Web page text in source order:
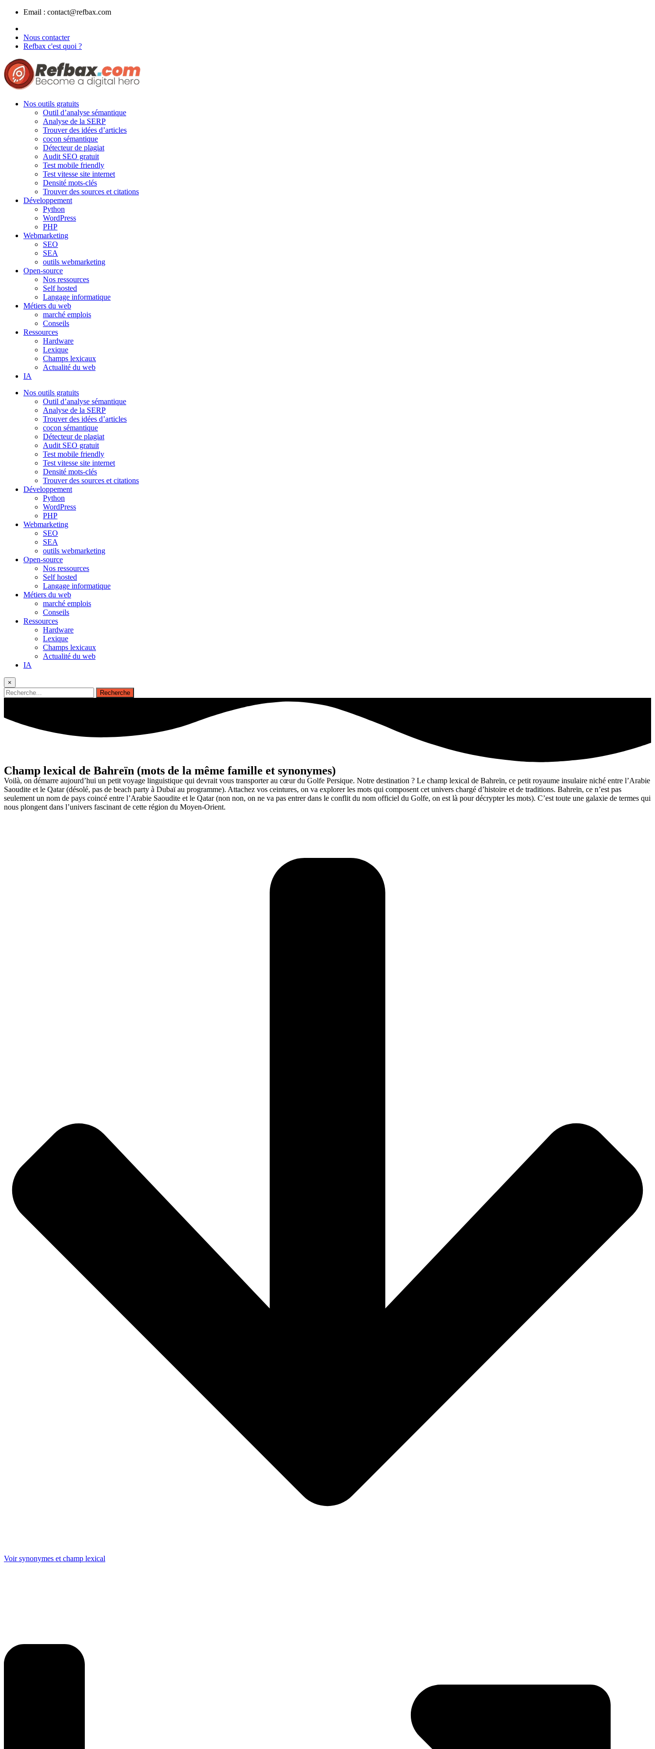
Email : contact@refbax.com
Nous contacter
Refbax c'est quoi ?
Nos outils gratuits
Outil d’analyse sémantique
Analyse de la SERP
Trouver des idées d’articles
cocon sémantique
Détecteur de plagiat
Audit SEO gratuit
Test mobile friendly
Test vitesse site internet
Densité mots-clés
Trouver des sources et citations
Développement
Python
WordPress
PHP
Webmarketing
SEO
SEA
outils webmarketing
Open-source
Nos ressources
Self hosted
Langage informatique
Métiers du web
marché emplois
Conseils
Ressources
Hardware
Lexique
Champs lexicaux
Actualité du web
IA
Nos outils gratuits
Outil d’analyse sémantique
Analyse de la SERP
Trouver des idées d’articles
cocon sémantique
Détecteur de plagiat
Audit SEO gratuit
Test mobile friendly
Test vitesse site internet
Densité mots-clés
Trouver des sources et citations
Développement
Python
WordPress
PHP
Webmarketing
SEO
SEA
outils webmarketing
Open-source
Nos ressources
Self hosted
Langage informatique
Métiers du web
marché emplois
Conseils
Ressources
Hardware
Lexique
Champs lexicaux
Actualité du web
IA
×
Champ lexical de Bahreïn (mots de la même famille et synonymes)
Voilà, on démarre aujourd’hui un petit voyage linguistique qui devrait vous transporter au cœur du Golfe Persique. Notre destination ? Le champ lexical de Bahreïn, ce petit royaume insulaire niché entre l’Arabie
Saoudite et le Qatar (désolé, pas de beach party à Dubaï au programme). Attachez vos ceintures, on va explorer les mots qui composent cet univers chargé d’histoire et de traditions. Bahreïn, ce n’est pas
seulement un nom de pays coincé entre l’Arabie Saoudite et le Qatar (non non, on ne va pas entrer dans le conflit du nom officiel du Golfe, on est là pour décrypter les mots). C’est toute une galaxie de termes qui
nous plongent dans l’univers fascinant de cette région du Moyen-Orient.
Voir synonymes et champ lexical